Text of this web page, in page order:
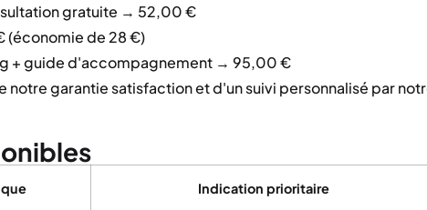
gratuite → 52,00 €
(économie de 28 €)
+ guide d'accompagnement → 95,00 €
garantie satisfaction et d'un suivi personnalisé par
Indication prioritaire